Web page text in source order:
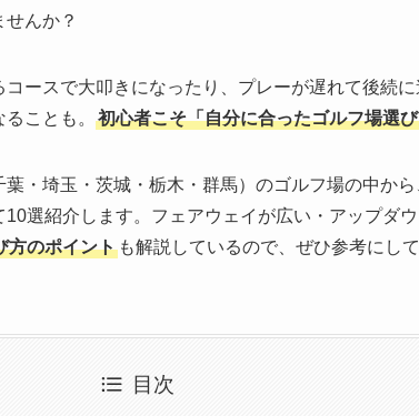
んか？
ースで大叩きになったり、プレーが遅れて後続
ことも。
初心者こそ「自分に合ったゴルフ場選
・埼玉・茨城・栃木・群馬）のゴルフ場の中から
選紹介します。フェアウェイが広い・アップダ
方のポイント も解説しているので、ぜひ参考にして
目次